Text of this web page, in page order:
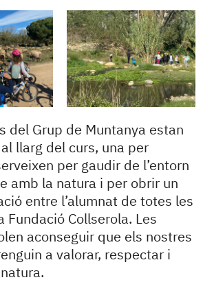
del Grup de Muntanya estan
llarg del curs, una per
per gaudir de l’entorn
amb la natura i per obrir un
entre l’alumnat de totes les
Fundació Collserola. Les
aconseguir que els nostres
a valorar, respectar i